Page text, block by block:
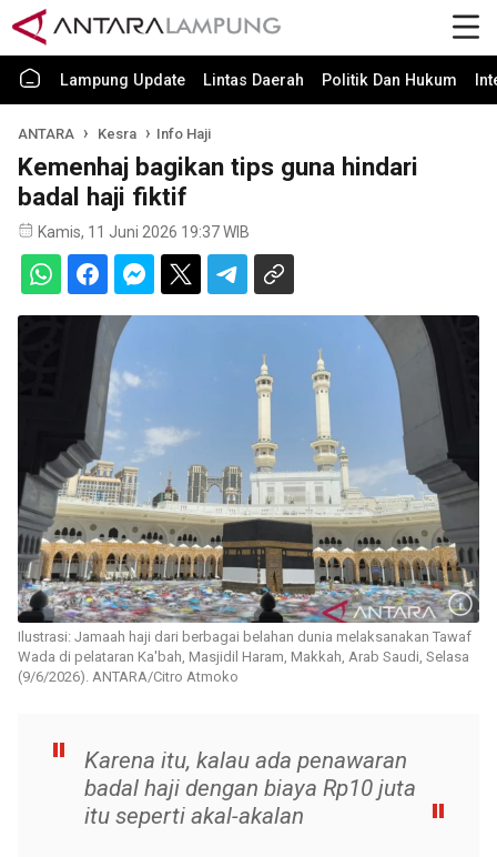
Lampung Update Lintas Daerah Politik Dan Hukum
ANTARA Kesra Info Haji
Kemenhaj bagikan tips guna hindari
badal haji fiktif
Kamis, 11 Juni 2026 19:37 WIB
Ilustrasi: Jamaah haji dari berbagai belahan dunia melaksanakan Tawaf
Wada di pelataran Ka'bah, Masjidil Haram, Makkah, Arab Saudi, Selasa
(9/6/2026). ANTARA/Citro Atmoko
Karena itu, kalau ada penawaran
badal haji dengan biaya Rp10 juta
itu seperti akal-akalan